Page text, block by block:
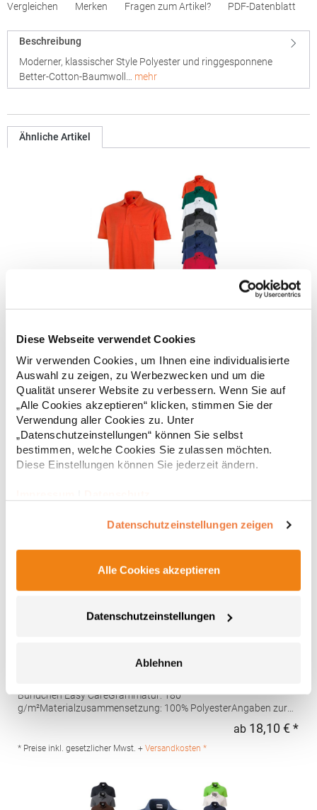
Diese Webseite verwendet Cookies
Wir verwenden Cookies, um Ihnen eine individualisierte
Auswahl zu zeigen, zu Werbezwecken und um die
Qualität unserer Website zu verbessern. Wenn Sie auf
„Alle Cookies akzeptieren“ klicken, stimmen Sie der
Verwendung aller Cookies zu. Unter
„Datenschutzeinstellungen“ können Sie selbst
bestimmen, welche Cookies Sie zulassen möchten.
Diese Einstellungen können Sie jederzeit ändern.
Datenschutzeinstellungen zeigen
Alle Cookies akzeptieren
Datenschutzeinstellungen
Ablehnen
Vergleichen Merken Fragen zum Artikel? PDF-Datenblatt
Beschreibung
Moderner, klassischer Style Polyester und ringgesponnene
Better-Cotton-Baumwoll… mehr
Ähnliche Artikel
Strapazierfähiges Polohemd aus Mischgewebe Overlock-Nähte
mit Polyfilm für Formstabilität Flachstrick-Kragen und
Ärmelbündchen in Rippstrick Doppelnähte an Schultern
Verstärkte Nähte an stark beanspruchten Stellen Neutrales
Etikett im Kragen für die einfache Veredelung/Personalisierung
Verstärkte Knopfleiste mit drei Knöpfen Aufgesetzte
Brusttasche mit Knopfverschluss Verstärkte Seitenschlitze
Ersatzknopf Stehkragen Angesetzte Ärmel Weiches Piquet-
Gewebe mit COOL-DRY feuchtigkeitsabsorbierenden
auf der linken BrustseiteGrammatur: 200
BaumwolleAngaben zur Produktsicherheit: Herst.-Nr.:
* Preise inkl. gesetzlicher Mwst. +
Bündchen Easy CareGrammatur: 180
g/m²Materialzusammensetzung: 100% PolyesterAngaben zur
Kingsfordweg 151 1043GR Amsterdam Niederlande E-Mail:
marketing@henbury.com
ab 18,10 € *
* Preise inkl. gesetzlicher Mwst. + Versandkosten *